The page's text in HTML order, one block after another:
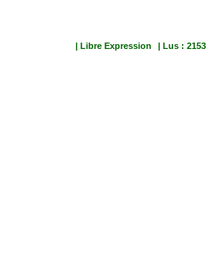
| Libre Expression
| Lus : 2153